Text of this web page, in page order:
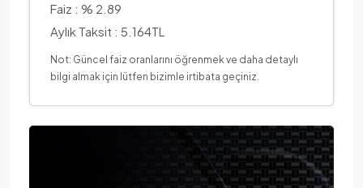
Faiz : % 2.89
Aylık Taksit : 5.164TL
Not: Güncel faiz oranlarını öğrenmek ve daha detaylı
bilgi almak için lütfen bizimle irtibata geçiniz.